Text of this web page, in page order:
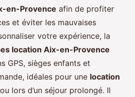
en-Provence afin de profiter
et éviter les mauvaises
votre expérience, la
location Aix-en-Provence
GPS, sièges enfants et
idéales pour une location
ou lors d’un séjour prolongé. Il